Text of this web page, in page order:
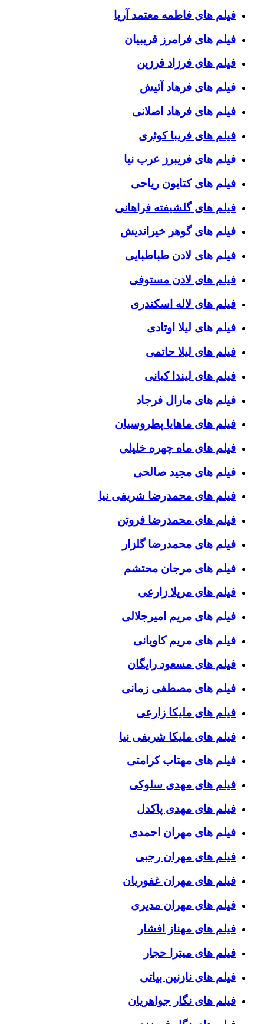
فیلم های فاطمه معتمد آریا
فیلم های فرامرز قریبیان
فیلم های فرزاد فرزین
فیلم های فرهاد آئیش
فیلم های فرهاد اصلانی
فیلم های فریبا کوثری
فیلم های فریبرز عرب نیا
فیلم های کتایون ریاحی
فیلم های گلشیفته فراهانی
فیلم های گوهر خیراندیش
فیلم های لادن طباطبایی
فیلم های لادن مستوفی
فیلم های لاله اسکندری
فیلم های لیلا اوتادی
فیلم های لیلا حاتمی
فیلم های لیندا کیانی
فیلم های مارال فرجاد
فیلم های ماهایا پطروسیان
فیلم های ماه چهره خلیلی
فیلم های مجید صالحی
فیلم های محمدرضا شریفی نیا
فیلم های محمدرضا فروتن
فیلم های محمدرضا گلزار
فیلم های مرجان محتشم
فیلم های مریلا زارعی
فیلم های مریم امیرجلالی
فیلم های مریم کاویانی
فیلم های مسعود رایگان
فیلم های مصطفی زمانی
فیلم های ملیکا زارعی
فیلم های ملیکا شریفی نیا
فیلم های مهتاب کرامتی
فیلم های مهدی سلوکی
فیلم های مهدی پاکدل
فیلم های مهران احمدی
فیلم های مهران رجبی
فیلم های مهران غفوریان
فیلم های مهران مدیری
فیلم های مهناز افشار
فیلم های میترا حجار
فیلم های نازنین بیاتی
فیلم های نگار جواهریان